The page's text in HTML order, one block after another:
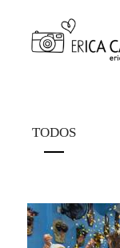
TODOS